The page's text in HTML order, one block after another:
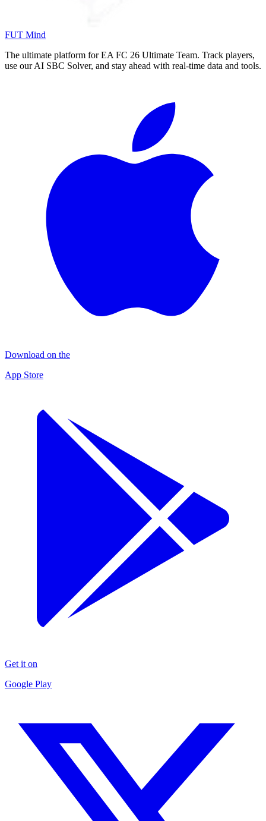
FUT Mind
The ultimate platform for EA FC 26 Ultimate Team. Track players,
use our AI SBC Solver, and stay ahead with real-time data and tools.
Download on the
App Store
Get it on
Google Play